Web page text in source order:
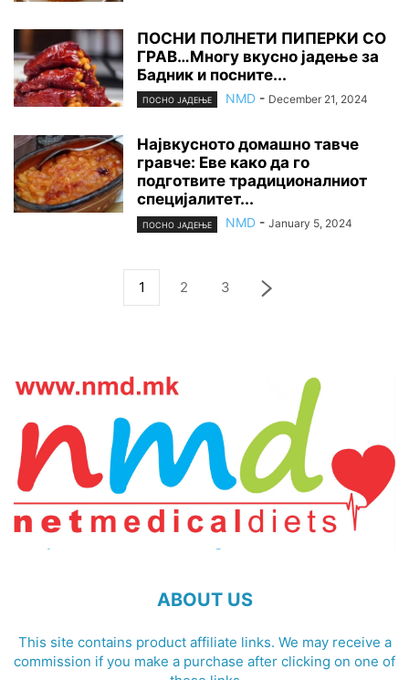
ПОСНИ ПОЛНЕТИ ПИПЕРКИ СО
ГРАВ…Многу вкусно јадење за
Бадник и посните...
ПОСНО ЈАДЕЊЕ NMD - December 21, 2024
Највкусното домашно тавче
гравче: Еве како да го
подготвите традиционалниот
специјалитет...
ПОСНО ЈАДЕЊЕ NMD - January 5, 2024
1 2 3
ABOUT US
This site contains product affiliate links. We may receive a
commission if you make a purchase after clicking on one of